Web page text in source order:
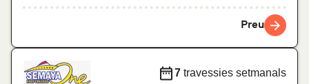
Preu
7 travessies setmanals